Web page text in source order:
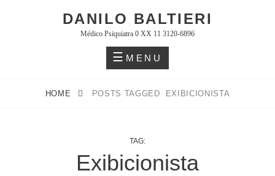
DANILO BALTIERI
Médico Psiquiatra 0 XX 11 3120-6896
MENU
HOME POSTS TAGGED EXIBICIONISTA
TAG:
Exibicionista